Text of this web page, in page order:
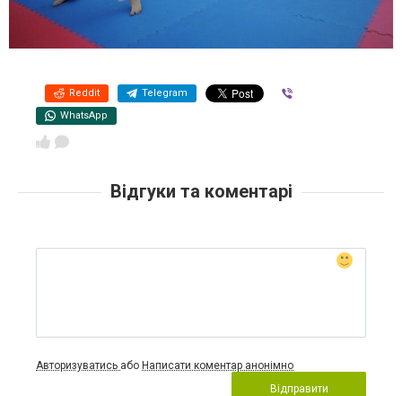
Reddit Telegram
WhatsApp
Відгуки та коментарі
Авторизуватись або Написати коментар анонімно
Відправити